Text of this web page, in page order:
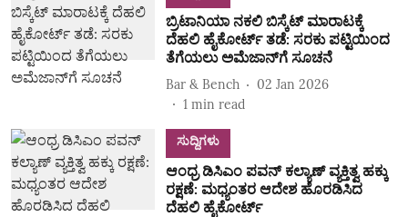
ಬ್ರಿಟಾನಿಯಾ ನಕಲಿ ಬಿಸ್ಕೆಟ್ ಮಾರಾಟಕ್ಕೆ
ದೆಹಲಿ ಹೈಕೋರ್ಟ್ ತಡೆ: ಸರಕು ಪಟ್ಟಿಯಿಂದ
ತೆಗೆಯಲು ಅಮೆಜಾನ್‌ಗೆ ಸೂಚನೆ
Bar & Bench
02 Jan 2026
1 min read
ಸುದ್ದಿಗಳು
ಆಂಧ್ರ ಡಿಸಿಎಂ ಪವನ್ ಕಲ್ಯಾಣ್ ವ್ಯಕ್ತಿತ್ವ ಹಕ್ಕು
ರಕ್ಷಣೆ: ಮಧ್ಯಂತರ ಆದೇಶ ಹೊರಡಿಸಿದ
ದೆಹಲಿ ಹೈಕೋರ್ಟ್